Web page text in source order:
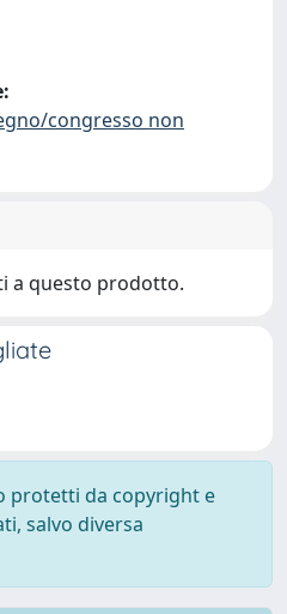
congresso non
a questo prodotto.
protetti da copyright e
salvo diversa